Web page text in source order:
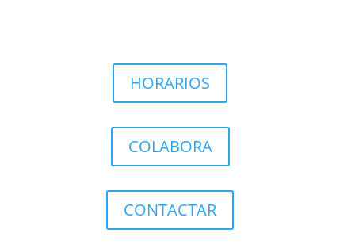
HORARIOS
COLABORA
CONTACTAR